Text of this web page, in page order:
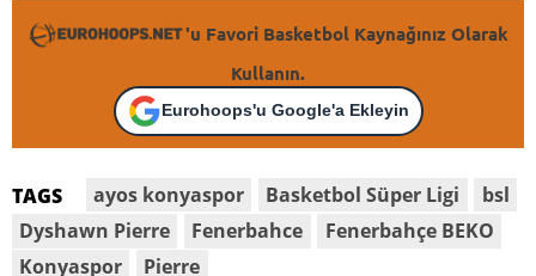
'u Favori Basketbol Kaynağınız Olarak
Kullanın.
Eurohoops'u Google'a Ekleyin
TAGS ayos konyaspor Basketbol Süper Ligi
bsl
Dyshawn Pierre
Fenerbahce
Fenerbahçe BEKO
Konyaspor
Pierre